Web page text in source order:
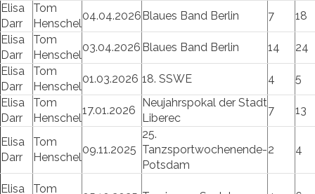
Elisa
Darr
Tom
Henschel
04.04.2026Blaues Band Berlin 7
18
Elisa
Darr
Tom
Henschel
03.04.2026 Blaues Band Berlin 14
24
Elisa
Darr
Tom
Henschel
01.03.2026 18. SSWE 4
5
Elisa
Darr
Tom
Henschel
17.01.2026
Neujahrspokal der Stadt
Liberec
7 13
Elisa
Darr
Tom
Henschel
09.11.2025
25.
Tanzsportwochenende-
Potsdam
2 4
Elisa Tom